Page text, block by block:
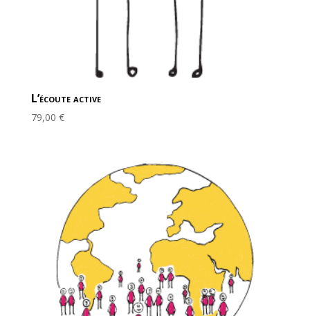
L’écoute active
79,00 €